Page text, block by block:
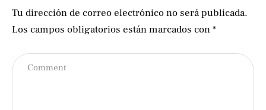
Tu dirección de correo electrónico no será publicada.
Los campos obligatorios están marcados con*